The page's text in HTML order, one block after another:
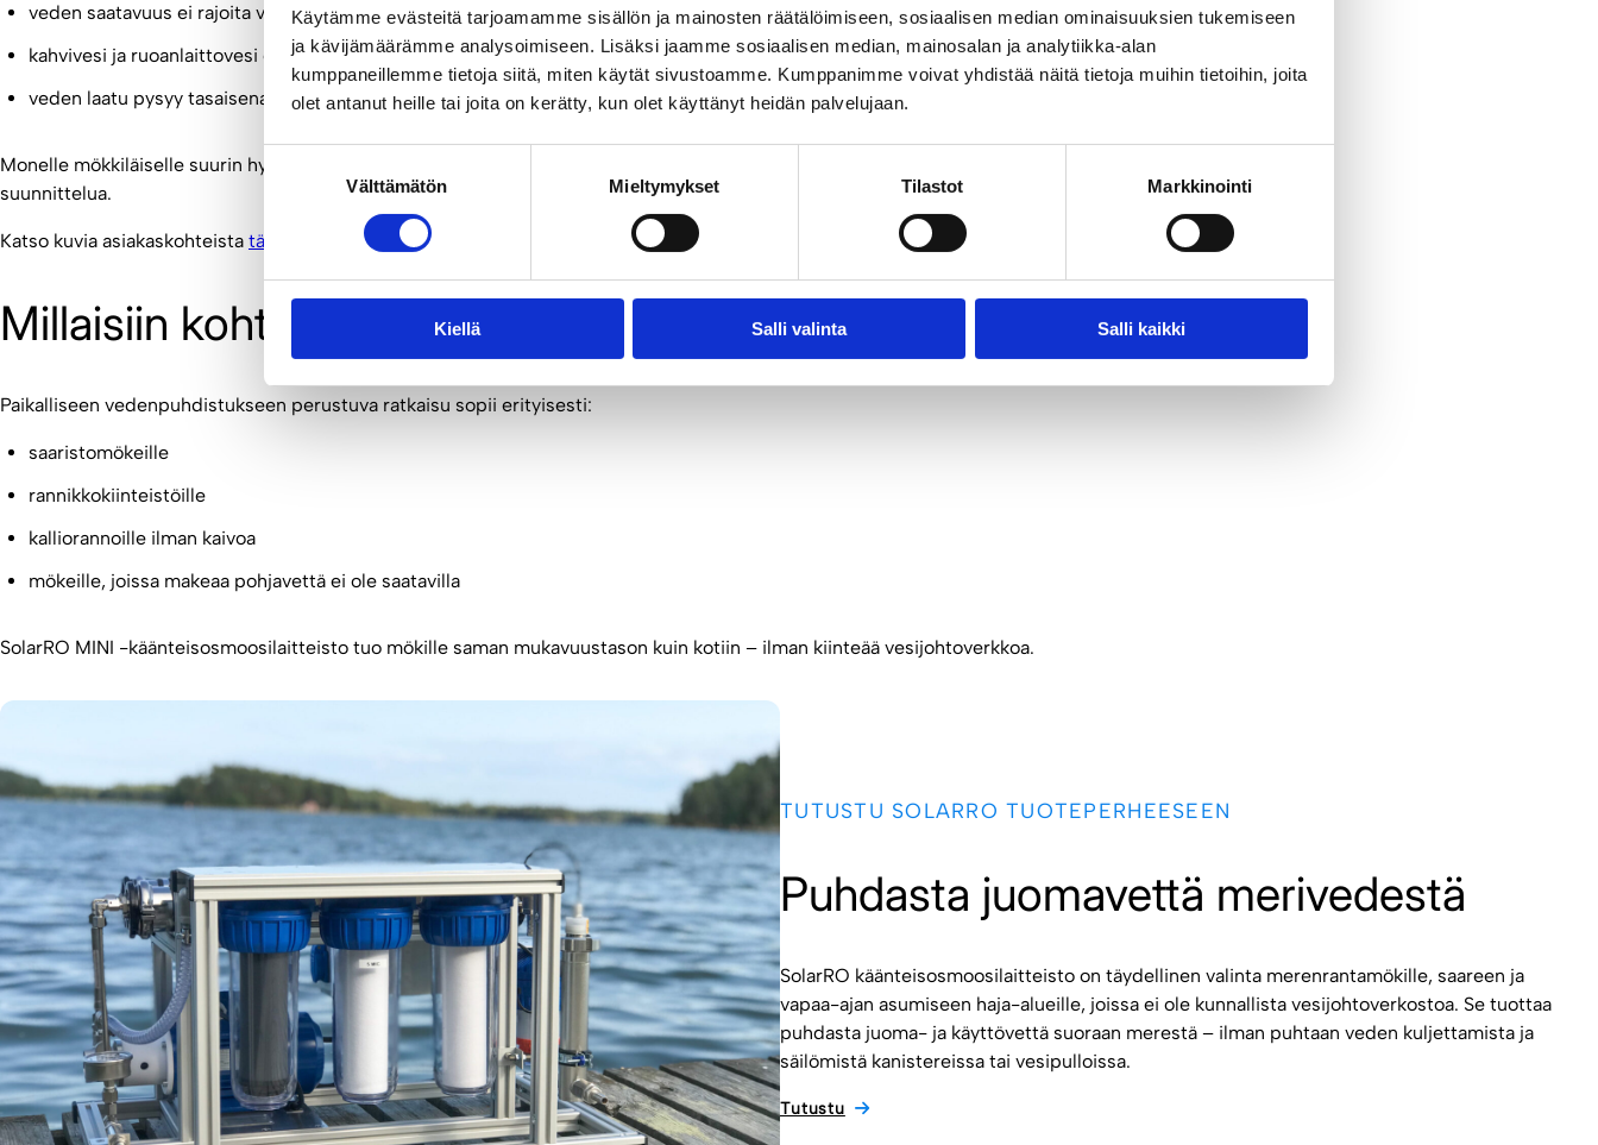
Käytämme evästeitä tarjoamamme sisällön ja mainosten räätälöimiseen, sosiaalisen median ominaisuuksien tukemiseen
ja kävijämäärämme analysoimiseen. Lisäksi jaamme sosiaalisen median, mainosalan ja analytiikka-alan
kumppaneillemme tietoja siitä, miten käytät sivustoamme. Kumppanimme voivat yhdistää näitä tietoja muihin tietoihin, joita
olet antanut heille tai joita on kerätty, kun olet käyttänyt heidän palvelujaan.
Välttämätön Mieltymykset Tilastot Markkinointi
Kiellä Salli valinta Salli kaikki
veden saatavuus ei rajoita viikonloppuja tai vierailuja
kahvivesi ja ruoanlaittovesi onnistuvat suoraan mökkihanasta
veden laatu pysyy tasaisena koko kesäkauden
Monelle mökkiläiselle suurin hyöty ei ole tekniikka vaan huolettomuus: mökille voi lähteä ilman erillistä vesihuollon
suunnittelua.
Katso kuvia asiakaskohteista täältä
Millaisiin kohteisiin käänteisosmoosi sopii
Paikalliseen vedenpuhdistukseen perustuva ratkaisu sopii erityisesti:
saaristomökeille
rannikkokiinteistöille
kalliorannoille ilman kaivoa
mökeille, joissa makeaa pohjavettä ei ole saatavilla
SolarRO MINI -käänteisosmoosilaitteisto tuo mökille saman mukavuustason kuin kotiin – ilman kiinteää vesijohtoverkkoa.
TUTUSTU SOLARRO TUOTEPERHEESEEN
Puhdasta juomavettä merivedestä
SolarRO käänteisosmoosilaitteisto on täydellinen valinta merenrantamökille, saareen ja
vapaa-ajan asumiseen haja-alueille, joissa ei ole kunnallista vesijohtoverkostoa. Se tuottaa
puhdasta juoma- ja käyttövettä suoraan merestä – ilman puhtaan veden kuljettamista ja
säilömistä kanistereissa tai vesipulloissa.
Tutustu